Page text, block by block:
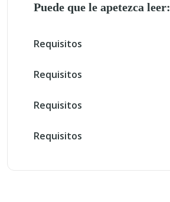
Puede que le apetezca leer:
Requisitos
Requisitos
Requisitos
Requisitos